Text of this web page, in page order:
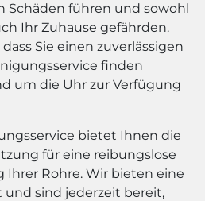
Schäden führen und sowohl
Ihr Zuhause gefährden.
Sie einen zuverlässigen
finden
um die Uhr zur Verfügung
bietet Ihnen die
für eine reibungslose
Ihrer Rohre. Wir bieten eine
und sind jederzeit bereit,